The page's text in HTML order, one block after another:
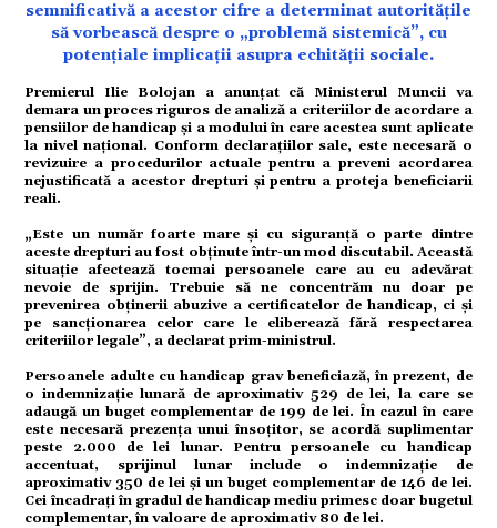
semnificativă a acestor cifre a determinat autoritățile
să vorbească despre o „problemă sistemică”, cu
potențiale implicații asupra echității sociale.
Premierul Ilie Bolojan a anunțat că Ministerul Muncii va
demara un proces riguros de analiză a criteriilor de acordare a
pensiilor de handicap și a modului în care acestea sunt aplicate
la nivel național. Conform declarațiilor sale, este necesară o
revizuire a procedurilor actuale pentru a preveni acordarea
nejustificată a acestor drepturi și pentru a proteja beneficiarii
reali.
„Este un număr foarte mare și cu siguranță o parte dintre
aceste drepturi au fost obținute într-un mod discutabil. Această
situație afectează tocmai persoanele care au cu adevărat
nevoie de sprijin. Trebuie să ne concentrăm nu doar pe
prevenirea obținerii abuzive a certificatelor de handicap, ci și
pe sancționarea celor care le eliberează fără respectarea
criteriilor legale”, a declarat prim-ministrul.
Persoanele adulte cu handicap grav beneficiază, în prezent, de
o indemnizație lunară de aproximativ 529 de lei, la care se
adaugă un buget complementar de 199 de lei. În cazul în care
este necesară prezența unui însoțitor, se acordă suplimentar
peste 2.000 de lei lunar. Pentru persoanele cu handicap
accentuat, sprijinul lunar include o indemnizație de
aproximativ 350 de lei și un buget complementar de 146 de lei.
Cei încadrați în gradul de handicap mediu primesc doar bugetul
complementar, în valoare de aproximativ 80 de lei.